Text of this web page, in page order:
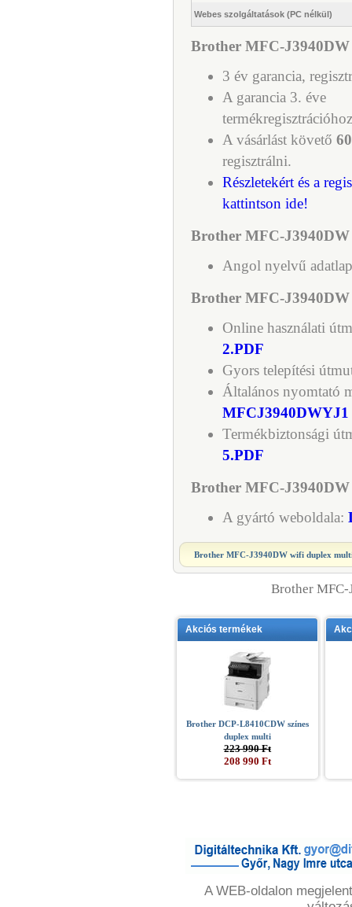
Webes szolgáltatások (PC nélkül)
Brother MFC-
3 év garancia,
A garancia 3. éve
A vásárlást követő
regisztrálni.
Részletekért és a
kattintson ide!
Brother MFC-
Angol nyelvű
Brother MFC-
Online használati
2.PDF
Gyors telepítési
Általános nyomtató
MFCJ3940DWYJ1
Termékbiztonsági
5.PDF
Brother MFC-
A gyártó weboldala:
Brother MFC-J3940DW wifi duplex
Brother
Akciós termékek
Brother DCP-L8410CDW színes
duplex multi
223 990 Ft
208 990 Ft
A WEB-oldalon